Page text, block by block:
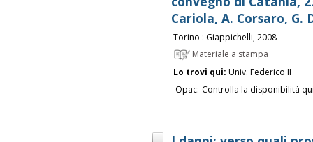
Cariola, A. Corsaro,
Torino : Giappichelli, 2008
Materiale a stampa
Lo trovi qui: Univ. Federico II
Opac: Controlla la disponibilità